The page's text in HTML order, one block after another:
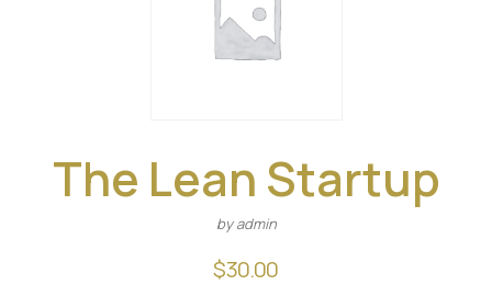
The Lean Startup
by admin
$30.00